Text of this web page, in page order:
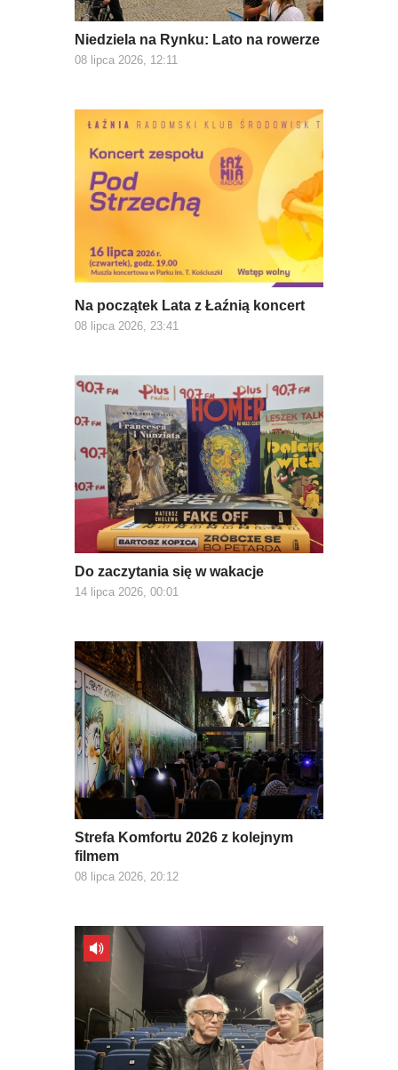
Niedziela na Rynku: Lato na rowerze
08 lipca 2026, 12:11
Na początek Lata z Łaźnią koncert
08 lipca 2026, 23:41
Do zaczytania się w wakacje
14 lipca 2026, 00:01
Strefa Komfortu 2026 z kolejnym
filmem
08 lipca 2026, 20:12